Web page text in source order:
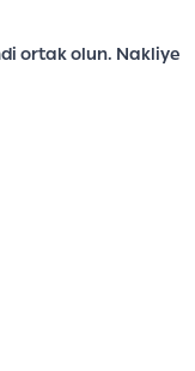
ortak olun. Nakliye